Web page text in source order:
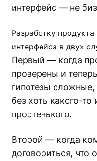
интерфейс — не
Разработку
интерфейса в двух
Первый — когда
проверены и
гипотезы сложные,
без хоть какого-
простенького.
Второй — когда
договориться, что